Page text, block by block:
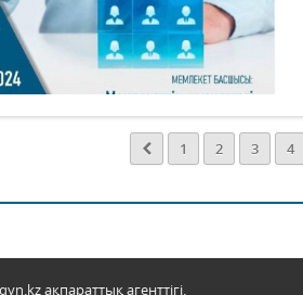
1 2 3 4
ақпараттық агенттігі.